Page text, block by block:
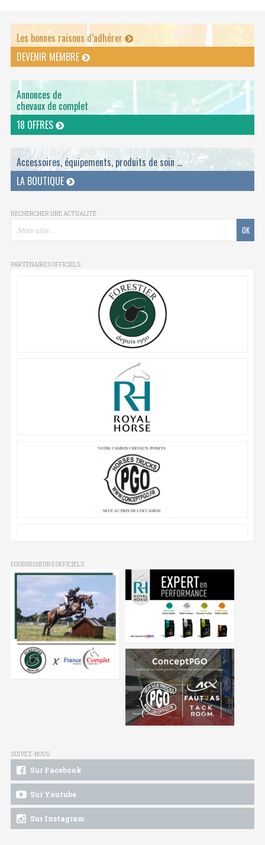
Les bonnes raisons d’adhérer
DEVENIR MEMBRE
Annonces de
chevaux de complet
18 OFFRES
Accessoires, équipements, produits de soin ...
LA BOUTIQUE
RECHERCHER UNE ACTUALITÉ
PARTENAIRES OFFICIELS
FOURNISSEURS OFFICIELS
SUIVEZ-NOUS
Sur Facebook
Sur Youtube
Sur Instagram